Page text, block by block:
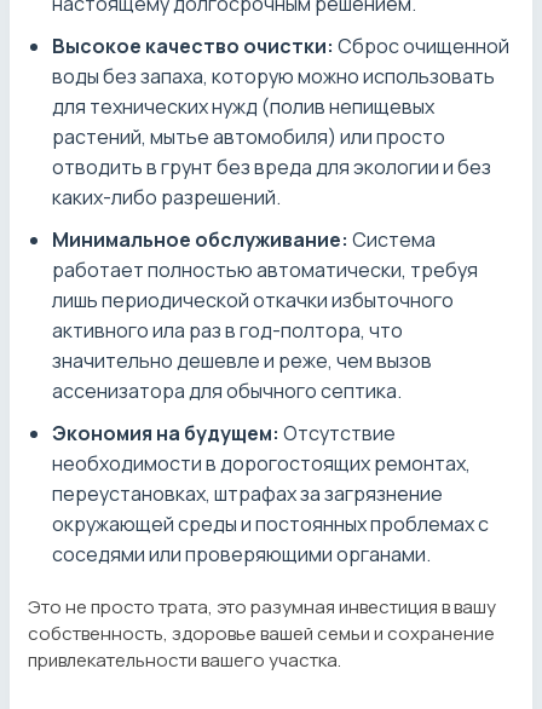
Высокое качество очистки: Сброс очищенной
воды без запаха, которую можно использовать
для технических нужд (полив непищевых
растений, мытье автомобиля) или просто
отводить в грунт без вреда для экологии и без
каких-либо разрешений.
Минимальное обслуживание: Система
работает полностью автоматически, требуя
лишь периодической откачки избыточного
активного ила раз в год-полтора, что
значительно дешевле и реже, чем вызов
ассенизатора для обычного септика.
Экономия на будущем: Отсутствие
необходимости в дорогостоящих ремонтах,
переустановках, штрафах за загрязнение
окружающей среды и постоянных проблемах с
соседями или проверяющими органами.
Это не просто трата, это разумная инвестиция в вашу
собственность, здоровье вашей семьи и сохранение
привлекательности вашего участка.